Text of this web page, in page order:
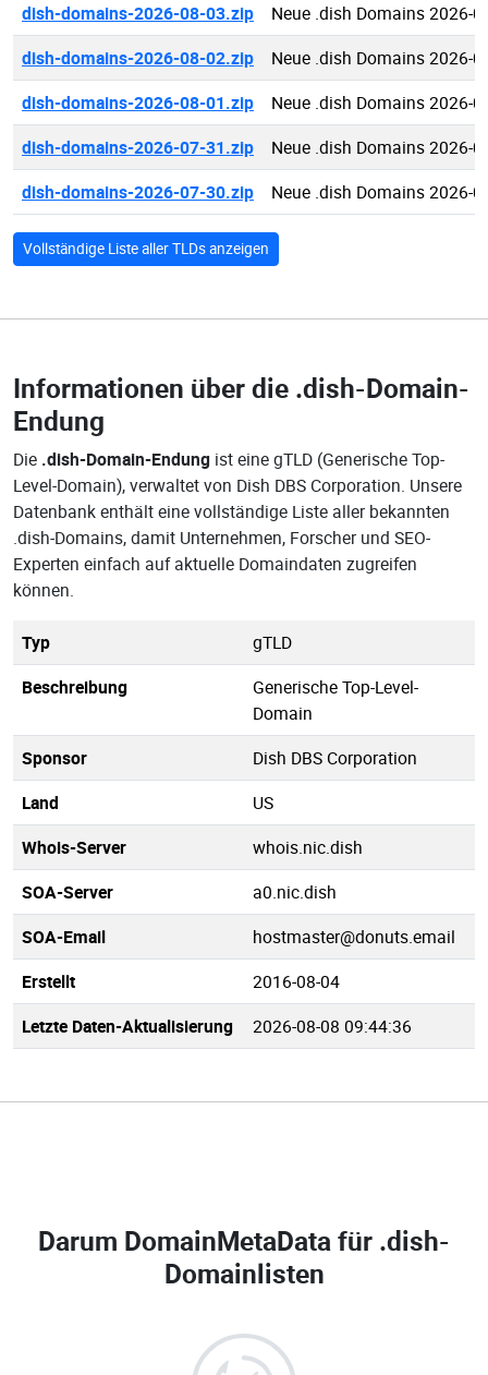
dish-domains-2026-08-03.zip
Neue .dish Domains 2026-
dish-domains-2026-08-02.zip
Neue .dish Domains 2026-
dish-domains-2026-08-01.zip
Neue .dish Domains 2026-
dish-domains-2026-07-31.zip
Neue .dish Domains 2026-
dish-domains-2026-07-30.zip
Neue .dish Domains 2026-
Vollständige Liste aller TLDs anzeigen
Informationen über die .dish-Domain-
Endung
Die .dish-Domain-Endung ist eine gTLD (Generische Top-
Level-Domain), verwaltet von Dish DBS Corporation. Unsere
Datenbank enthält eine vollständige Liste aller bekannten
.dish-Domains, damit Unternehmen, Forscher und SEO-
Experten einfach auf aktuelle Domaindaten zugreifen
können.
Typ
gTLD
Beschreibung
Generische Top-Level-
Domain
Sponsor
Dish DBS Corporation
Land
US
Whois-Server
whois.nic.dish
SOA-Server
a0.nic.dish
SOA-Email
hostmaster@donuts.email
Erstellt
2016-08-04
Letzte Daten-Aktualisierung
2026-08-08 09:44:36
Darum DomainMetaData für .dish-
Domainlisten